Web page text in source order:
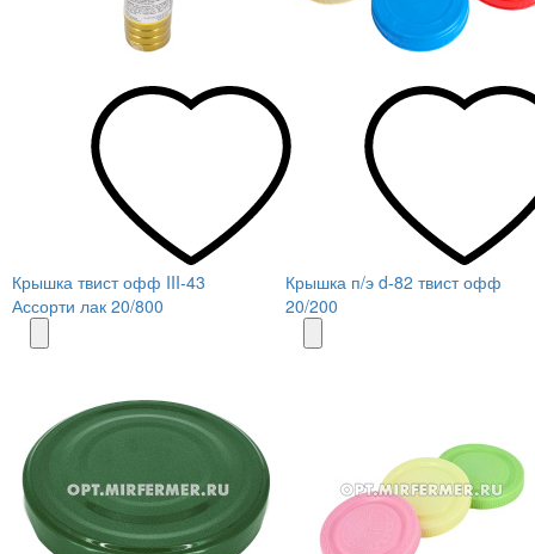
Крышка твист офф III-43
Ассорти лак 20/800
Крышка п/э d-82 твист офф
20/200